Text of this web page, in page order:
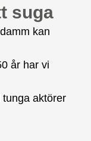
suga
kan
år har vi
aktörer